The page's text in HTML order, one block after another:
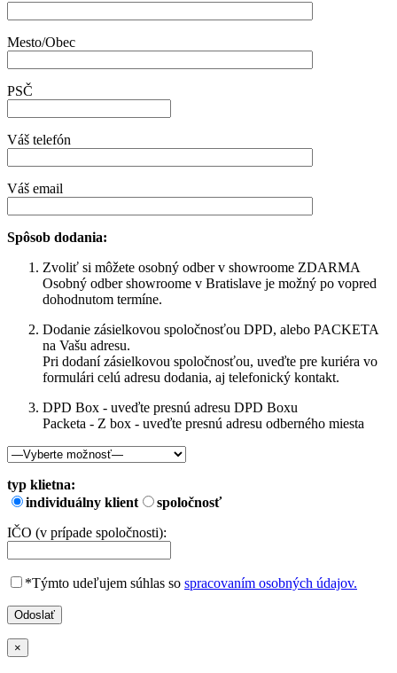
Mesto/Obec
PSČ
Váš telefón
Váš email
Spôsob dodania:
Zvoliť si môžete osobný odber v showroome ZDARMA
Osobný odber showroome v Bratislave je možný po vopred
dohodnutom termíne.
Dodanie zásielkovou spoločnosťou DPD, alebo PACKETA
na Vašu adresu.
Pri dodaní zásielkovou spoločnosťou, uveďte pre kuriéra vo
formulári celú adresu dodania, aj telefonický kontakt.
DPD Box - uveďte presnú adresu DPD Boxu
Packeta - Z box - uveďte presnú adresu odberného miesta
typ klietna:
individuálny klient
spoločnosť
IČO (v prípade spoločnosti):
*Týmto udeľujem súhlas so spracovaním osobných údajov.
×